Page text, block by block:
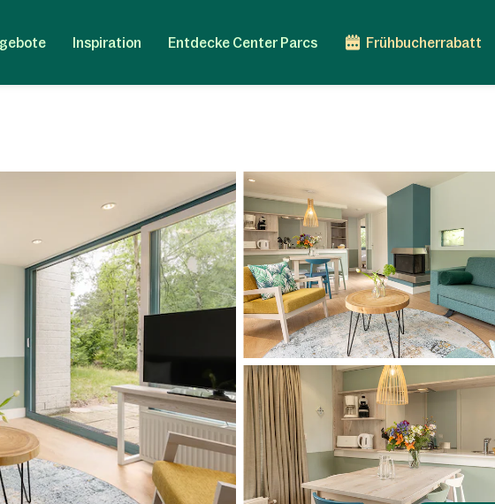
Inspiration Entdecke Center Parcs Frühbucherrabatt